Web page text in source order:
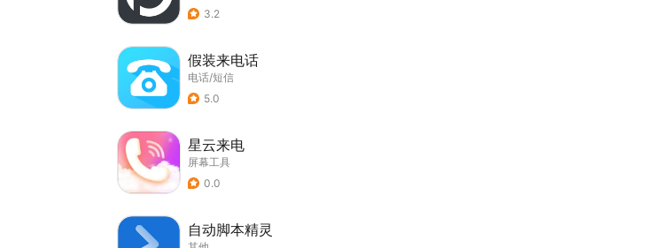
3.2
假装来电话
电话/短信
5.0
星云来电
屏幕工具
0.0
自动脚本精灵